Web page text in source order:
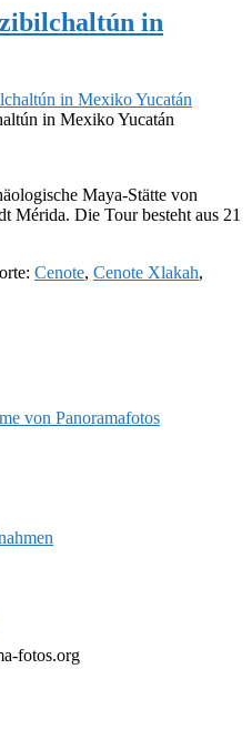
in
in Mexiko Yucatán
Maya-Stätte von
Mérida. Die Tour besteht aus 21
Cenote, Cenote Xlakah,
von Panoramafotos
fotos.org